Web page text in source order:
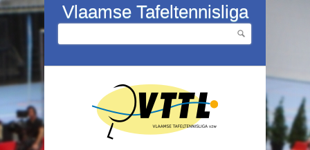
Overslaan en naar de inhoud gaan
Vlaamse Tafeltennisliga
Zoekveld